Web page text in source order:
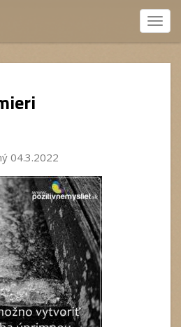
Menu
04.3.2022